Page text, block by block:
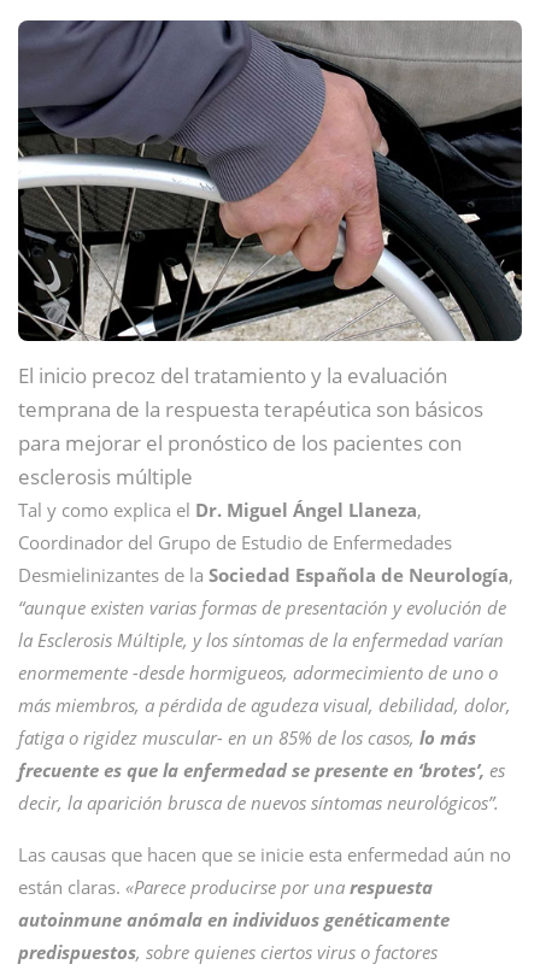
El inicio precoz del tratamiento y la evaluación
temprana de la respuesta terapéutica son básicos
para mejorar el pronóstico de los pacientes con
esclerosis múltiple
Tal y como explica el Dr. Miguel Ángel Llaneza,
Coordinador del Grupo de Estudio de Enfermedades
Desmielinizantes de la Sociedad Española de Neurología,
“aunque existen varias formas de presentación y evolución de
la Esclerosis Múltiple, y los síntomas de la enfermedad varían
enormemente -desde hormigueos, adormecimiento de uno o
más miembros, a pérdida de agudeza visual, debilidad, dolor,
fatiga o rigidez muscular- en un 85% de los casos, lo más
frecuente es que la enfermedad se presente en ‘brotes’, es
decir, la aparición brusca de nuevos síntomas neurológicos”.
Las causas que hacen que se inicie esta enfermedad aún no
están claras. «Parece producirse por una respuesta
autoinmune anómala en individuos genéticamente
predispuestos, sobre quienes ciertos virus o factores